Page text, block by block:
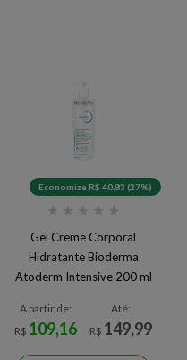
Economize R$ 40,83 (27%)
★ ★ ★ ★ ★
Gel Creme Corporal
Hidratante Bioderma
Atoderm Intensive 200 ml
A partir de:
R$ 109,16
Até:
R$ 149,99